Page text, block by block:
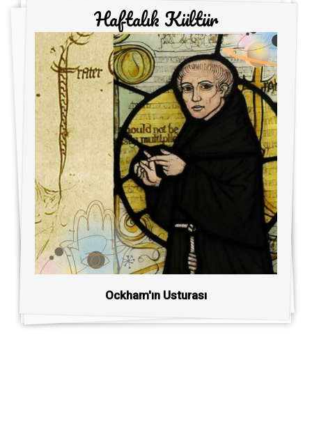
Haftalık Kültür
Ockham'ın Usturası